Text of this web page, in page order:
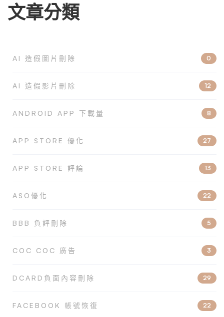
文章分類
AI 造假圖片刪除 0
AI 造假影片刪除 12
ANDROID APP 下載量 8
APP STORE 優化 27
APP STORE 評論 13
ASO優化 22
BBB 負評刪除 5
COC COC 廣告 3
DCARD負面內容刪除 29
FACEBOOK 帳號恢復 22